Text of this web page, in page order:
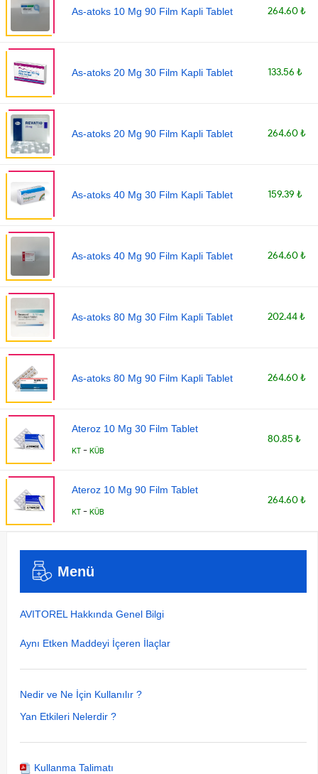
As-atoks 10 Mg 90 Film Kapli Tablet 264.60 ₺
As-atoks 20 Mg 30 Film Kapli Tablet 133.56 ₺
As-atoks 20 Mg 90 Film Kapli Tablet 264.60 ₺
As-atoks 40 Mg 30 Film Kapli Tablet 159.39 ₺
As-atoks 40 Mg 90 Film Kapli Tablet 264.60 ₺
As-atoks 80 Mg 30 Film Kapli Tablet 202.44 ₺
As-atoks 80 Mg 90 Film Kapli Tablet 264.60 ₺
Ateroz 10 Mg 30 Film Tablet
KT - KÜB
80.85 ₺
Ateroz 10 Mg 90 Film Tablet
KT - KÜB
264.60 ₺
Menü
AVITOREL Hakkında Genel Bilgi
Aynı Etken Maddeyi İçeren İlaçlar
Nedir ve Ne İçin Kullanılır ?
Yan Etkileri Nelerdir ?
Kullanma Talimatı